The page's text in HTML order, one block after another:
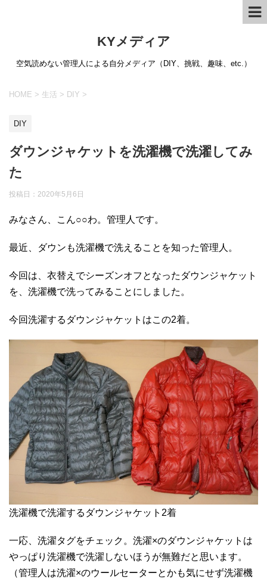
KYメディア
空気読めない管理人による自分メディア（DIY、挑戦、趣味、etc.）
HOME > 生活 > DIY >
DIY
ダウンジャケットを洗濯機で洗濯してみ
た
投稿日： 2020年5月6日
みなさん、こん○○わ。管理人です。
最近、ダウンも洗濯機で洗えることを知った管理人。
今回は、衣替えでシーズンオフとなったダウンジャケット
を、洗濯機で洗ってみることにしました。
今回洗濯するダウンジャケットはこの2着。
洗濯機で洗濯するダウンジャケット2着
一応、洗濯タグをチェック。洗濯×のダウンジャケットは
やっぱり洗濯機で洗濯しないほうが無難だと思います。
（管理人は洗濯×のウールセーターとかも気にせず洗濯機